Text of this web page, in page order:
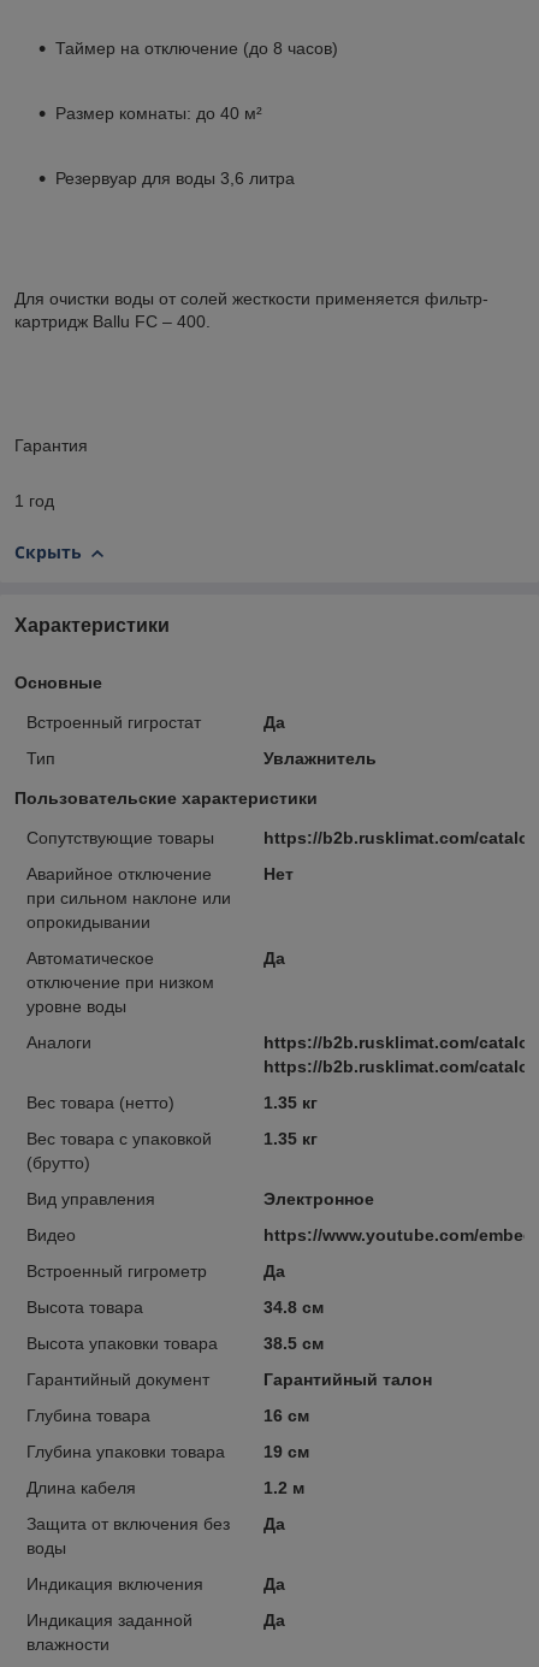
Таймер на отключение (до 8 часов)
Размер комнаты: до 40 м²
Резервуар для воды 3,6 литра
Для очистки воды от солей жесткости применяется фильтр-
картридж Ballu FC – 400.
Гарантия
1 год
Скрыть
Характеристики
Основные
Встроенный гигростат
Да
Тип
Увлажнитель
Пользовательские характеристики
Cопутствующие товары
https://b2b.rusklimat.com/
Аварийное отключение
при сильном наклоне или
опрокидывании
Нет
Автоматическое
отключение при низком
уровне воды
Да
Аналоги
https://b2b.rusklimat.com/
https://b2b.rusklimat.com/
Вес товара (нетто)
1.35 кг
Вес товара с упаковкой
(брутто)
1.35 кг
Вид управления
Электронное
Видео
https://www.youtube.com/
Встроенный гигрометр
Да
Высота товара
34.8 см
Высота упаковки товара
38.5 см
Гарантийный документ
Гарантийный талон
Глубина товара
16 см
Глубина упаковки товара
19 см
Длина кабеля
1.2 м
Защита от включения без
воды
Да
Индикация включения
Да
Индикация заданной
влажности
Да